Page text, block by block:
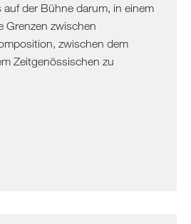
der Bühne darum, in einem
Grenzen zwischen
zwischen dem
Zeitgenössischen zu